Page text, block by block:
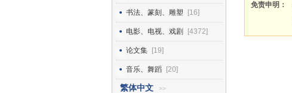
书法、篆刻、雕塑 [16]
电影、电视、戏剧 [4372]
论文集 [19]
音乐、舞蹈 [20]
繁体中文 >>
免责申明：